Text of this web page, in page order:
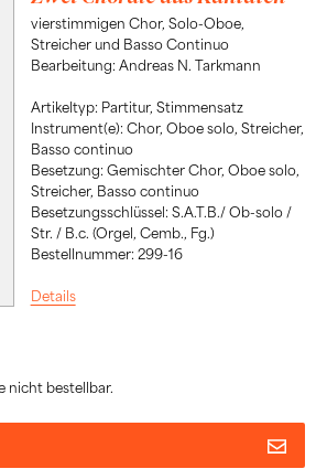
vierstimmigen Chor, Solo-Oboe,
Streicher und Basso Continuo
Bearbeitung: Andreas N. Tarkmann
Artikeltyp: Partitur, Stimmensatz
Instrument(e): Chor, Oboe solo, Streicher,
Basso continuo
Besetzung: Gemischter Chor, Oboe solo,
Streicher, Basso continuo
Besetzungsschlüssel: S.A.T.B./ Ob-solo /
Str. / B.c. (Orgel, Cemb., Fg.)
Bestellnummer: 299-16
Details
nicht bestellbar.